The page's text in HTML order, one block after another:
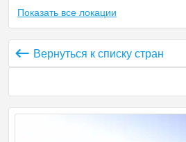
Показать все локации
Вернуться к списку стран